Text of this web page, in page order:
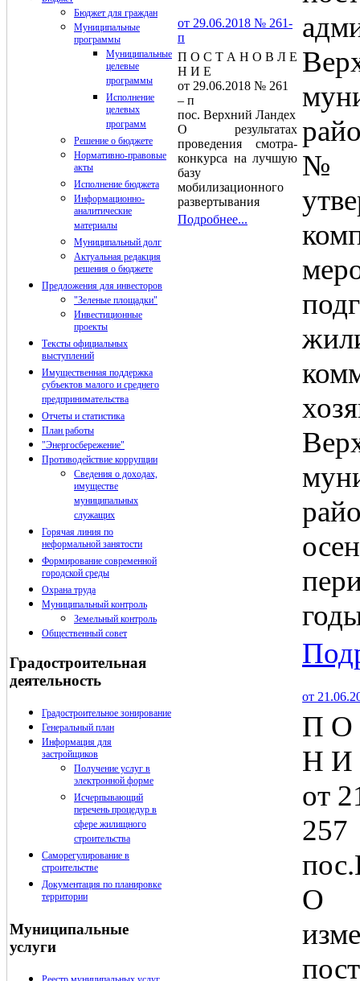
Бюджет для граждан
Муниципальные
программы
Муниципальные
целевые
программы
Исполнение
целевых
программ
Решение о бюджете
Нормативно-правовые
акты
Исполнение бюджета
Информационно-
аналитические
материалы
Муниципальный долг
Актуальная редакция
решения о бюджете
Предложения для инвесторов
"Зеленые площадки"
Инвестиционные
проекты
Тексты официальных
выступлений
Имущественная поддержка
субъектов малого и среднего
предпринимательства
Отчеты и статистика
План работы
"Энергосбережение"
Противодействие коррупции
Сведения о доходах,
имуществе
муниципальных
служащих
Горячая линия по
неформальной занятости
Формирование современной
городской среды
Охрана труда
Муниципальный контроль
Земельный контроль
Общественный совет
Градостроительная
деятельность
Градостроительное зонирование
Генеральный план
Информация для
застройщиков
Получение услуг в
электронной форме
Исчерпывающий
перечень процедур в
сфере жилищного
строительства
Саморегулирование в
строительстве
Документация по планировке
территории
Муниципальные
услуги
от 29.06.2018 № 261-
п
П О С Т А Н О В Л Е
Н И Е
от 29.06.2018 № 261
– п
пос. Верхний Ландех
О результатах
проведения смотра-
конкурса на лучшую
базу
мобилизационного
развертывания
Подробнее...
№
от
П О
Н И
от
257
О